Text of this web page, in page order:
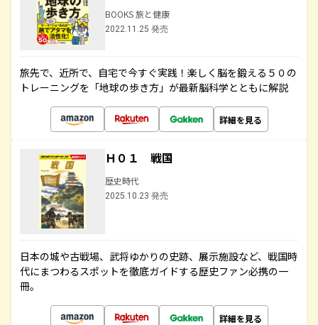
BOOKS 旅と健康
2022.11.25 発売
旅先で、近所で、自宅で今すぐ実践！楽しく脳を鍛える５０の
トレーニングを「地球の歩き方」が最新脳科学とともに解説
詳細を見る
Ｈ０１ 戦国
歴史時代
2025.10.23 発売
日本の城や古戦場、武将ゆかりの史跡、展示施設など、戦国時
代にまつわるスポットを徹底ガイドする歴史ファン必携の一
冊。
詳細を見る